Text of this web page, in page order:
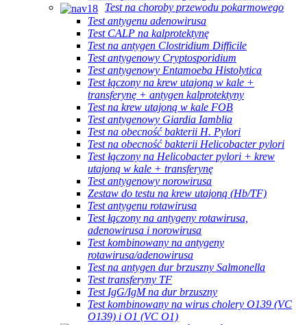
Test na choroby przewodu pokarmowego
Test antygenu adenowirusa
Test CALP na kalprotektynę
Test na antygen Clostridium Difficile
Test antygenowy Cryptosporidium
Test antygenowy Entamoeba Histolytica
Test łączony na krew utajoną w kale +
transferynę + antygen kalprotektyny
Test na krew utajoną w kale FOB
Test antygenowy Giardia Iamblia
Test na obecność bakterii H. Pylori
Test na obecność bakterii Helicobacter pylori
Test łączony na Helicobacter pylori + krew
utajoną w kale + transferynę
Test antygenowy norowirusa
Zestaw do testu na krew utajoną (Hb/TF)
Test antygenu rotawirusa
Test łączony na antygeny rotawirusa,
adenowirusa i norowirusa
Test kombinowany na antygeny
rotawirusa/adenowirusa
Test na antygen dur brzuszny Salmonella
Test transferyny TF
Test IgG/IgM na dur brzuszny
Test kombinowany na wirus cholery O139 (VC
O139) i O1 (VC O1)